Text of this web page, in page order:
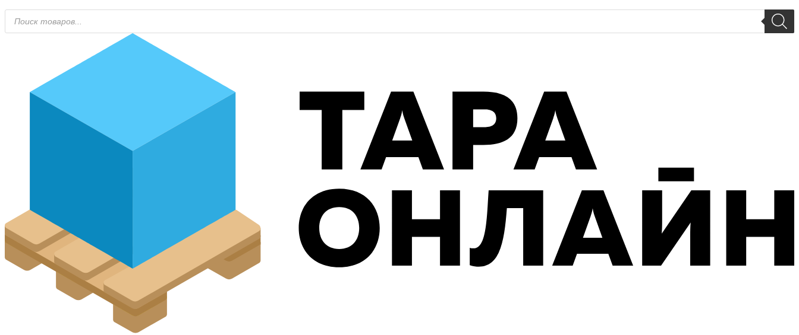
Поиск
товаров